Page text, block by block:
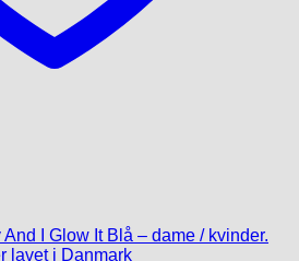
I Glow It Blå – dame / kvinder.
lavet i Danmark